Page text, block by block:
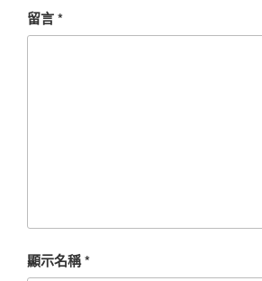
留言*
顯示名稱*